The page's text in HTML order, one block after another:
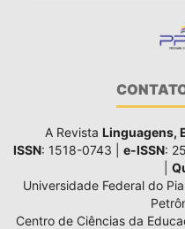
A Revista Linguagens,
ISSN: 1518-0743 | e-ISSN:
Universidade Federal do
Centro de Ciências da